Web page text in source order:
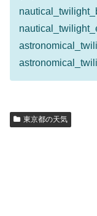
東京都の天気